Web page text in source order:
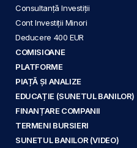
Consultanță Investiții
Cont Investiții Minori
Deducere 400 EUR
COMISIOANE
PLATFORME
PIAȚĂ ȘI ANALIZE
EDUCAȚIE (SUNETUL BANILOR)
FINANȚARE COMPANII
TERMENI BURSIERI
SUNETUL BANILOR (VIDEO)